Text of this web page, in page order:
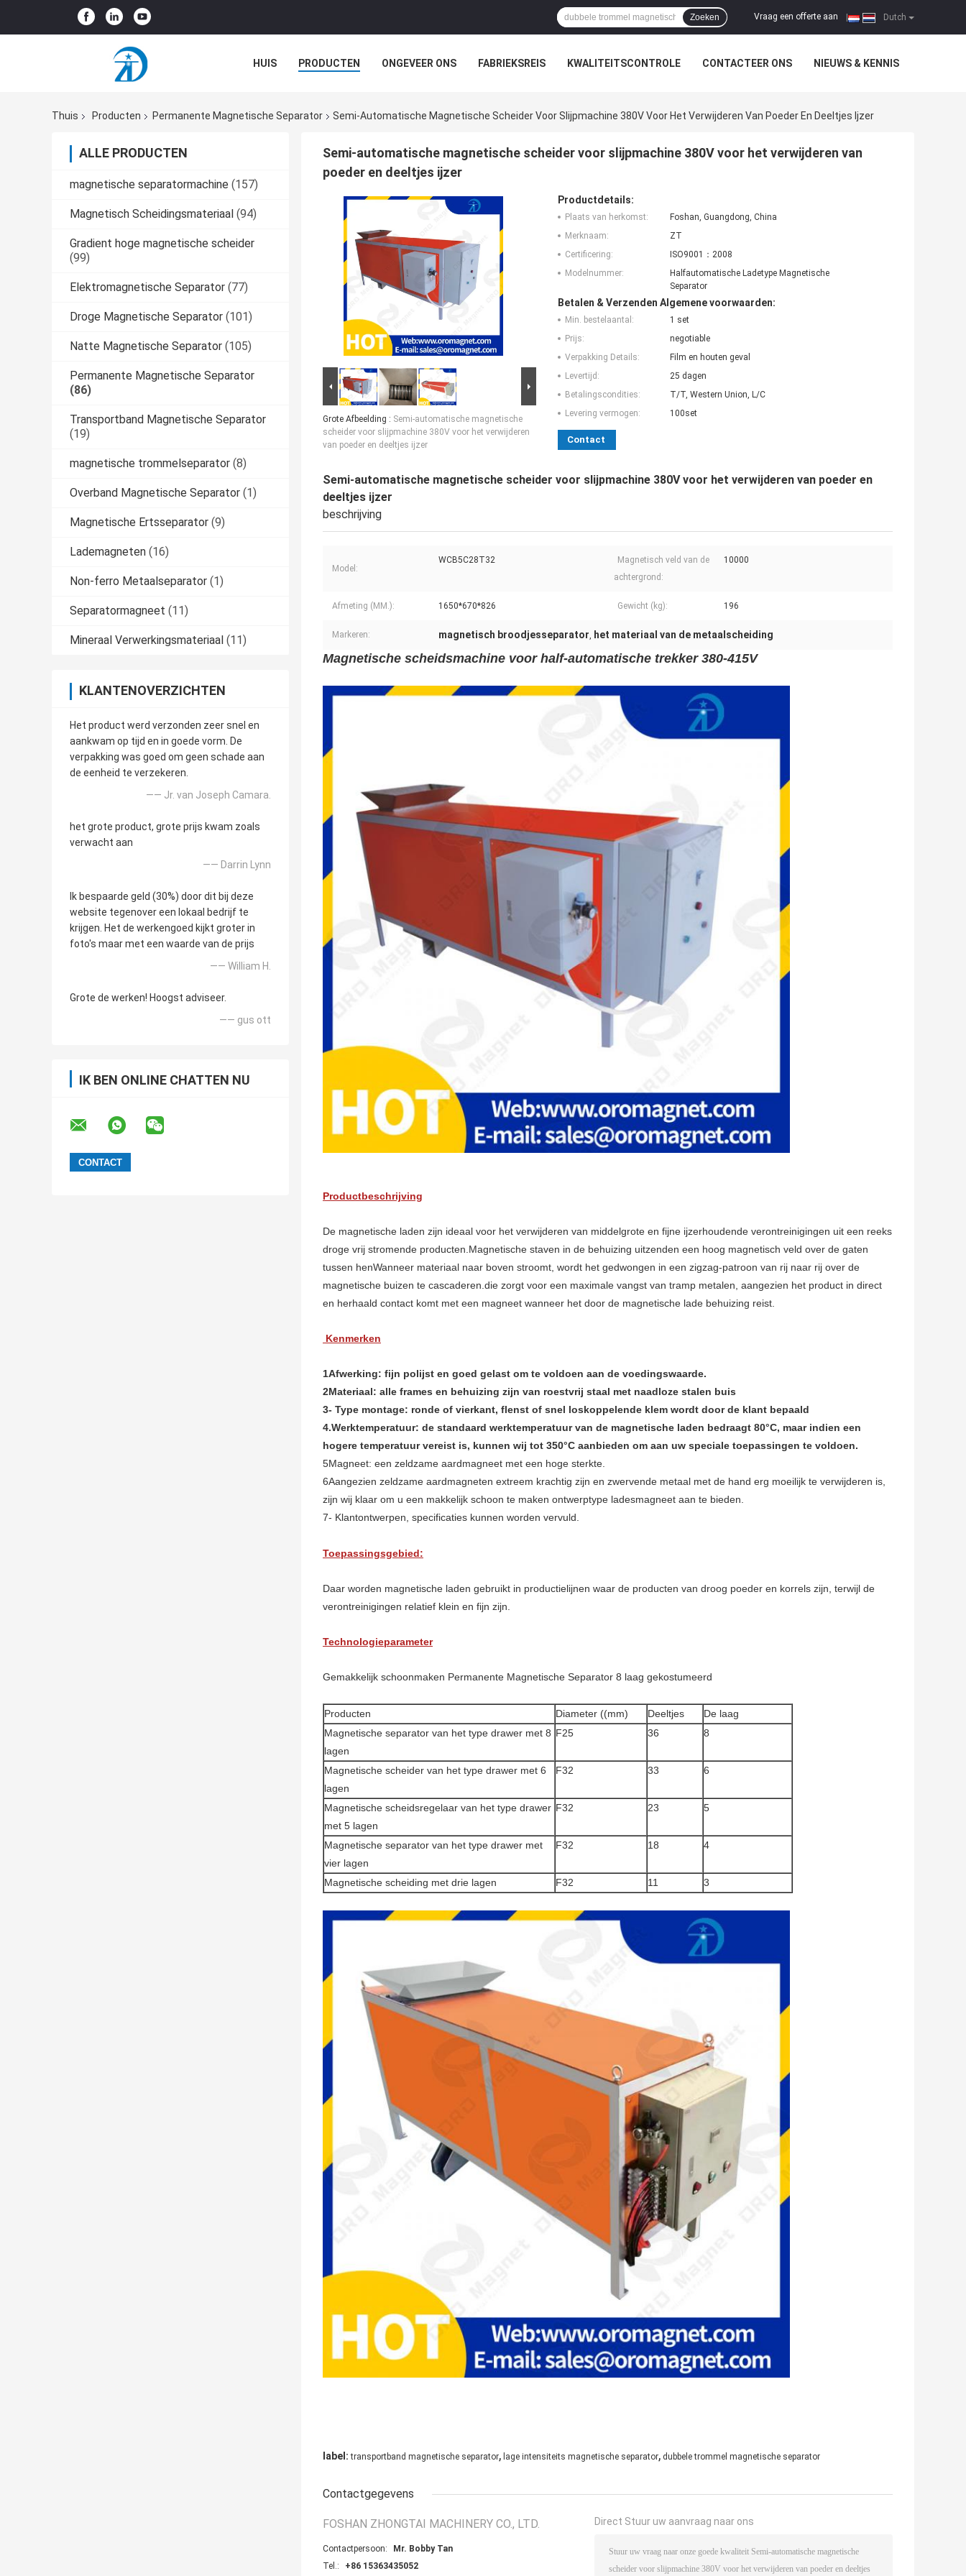
Dutch
Vraag een offerte aan
Zoeken
HUIS PRODUCTEN ONGEVEER ONS FABRIEKSREIS KWALITEITSCONTROLE CONTACTEER ONS NIEUWS & KENNIS
Thuis
Producten Permanente Magnetische Separator Semi-Automatische Magnetische Scheider Voor Slijpmachine 380V Voor Het Verwijderen Van Poeder En Deeltjes Ijzer
ALLE PRODUCTEN
magnetische separatormachine (157)
Magnetisch Scheidingsmateriaal (94)
Gradient hoge magnetische scheider
(99)
Elektromagnetische Separator (77)
Droge Magnetische Separator (101)
Natte Magnetische Separator (105)
Permanente Magnetische Separator
(86)
Transportband Magnetische Separator
(19)
magnetische trommelseparator (8)
Overband Magnetische Separator (1)
Magnetische Ertsseparator (9)
Lademagneten (16)
Non-ferro Metaalseparator (1)
Separatormagneet (11)
Mineraal Verwerkingsmateriaal (11)
KLANTENOVERZICHTEN
Het product werd verzonden zeer snel en
aankwam op tijd en in goede vorm. De
verpakking was goed om geen schade aan
de eenheid te verzekeren.
—— Jr. van Joseph Camara.
het grote product, grote prijs kwam zoals
verwacht aan
—— Darrin Lynn
Ik bespaarde geld (30%) door dit bij deze
website tegenover een lokaal bedrijf te
krijgen. Het de werkengoed kijkt groter in
foto's maar met een waarde van de prijs
—— William H.
Grote de werken! Hoogst adviseer.
—— gus ott
IK BEN ONLINE CHATTEN NU
Semi-automatische magnetische scheider voor slijpmachine 380V voor het verwijderen van
poeder en deeltjes ijzer
Grote Afbeelding : Semi-automatische magnetische
scheider voor slijpmachine 380V voor het verwijderen
van poeder en deeltjes ijzer
Productdetails:
Plaats van herkomst:
Foshan, Guangdong, China
Merknaam:
ZT
Certificering:
ISO9001：2008
Modelnummer:
Halfautomatische Ladetype Magnetische
Separator
Betalen & Verzenden Algemene voorwaarden:
Min. bestelaantal:
1 set
Prijs:
negotiable
Verpakking Details:
Film en houten geval
Levertijd:
25 dagen
Betalingscondities:
T/T, Western Union, L/C
Levering vermogen:
100set
Contact
Semi-automatische magnetische scheider voor slijpmachine 380V voor het verwijderen van poeder en
deeltjes ijzer
beschrijving
Model:
WCB5C28T32
Magnetisch veld van de
achtergrond:
10000
Afmeting (MM.): 1650*670*826 Gewicht (kg): 196
Markeren: magnetisch broodjesseparator, het materiaal van de metaalscheiding
Magnetische scheidsmachine voor half-automatische trekker 380-415V
Productbeschrijving
De magnetische laden zijn ideaal voor het verwijderen van middelgrote en fijne ijzerhoudende verontreinigingen uit een reeks
droge vrij stromende producten.Magnetische staven in de behuizing uitzenden een hoog magnetisch veld over de gaten
tussen henWanneer materiaal naar boven stroomt, wordt het gedwongen in een zigzag-patroon van rij naar rij over de
magnetische buizen te cascaderen.die zorgt voor een maximale vangst van tramp metalen, aangezien het product in direct
en herhaald contact komt met een magneet wanneer het door de magnetische lade behuizing reist.
Kenmerken
1Afwerking: fijn polijst en goed gelast om te voldoen aan de voedingswaarde.
2Materiaal: alle frames en behuizing zijn van roestvrij staal met naadloze stalen buis
3- Type montage: ronde of vierkant, flenst of snel loskoppelende klem wordt door de klant bepaald
4.Werktemperatuur: de standaard werktemperatuur van de magnetische laden bedraagt 80°C, maar indien een
hogere temperatuur vereist is, kunnen wij tot 350°C aanbieden om aan uw speciale toepassingen te voldoen.
5Magneet: een zeldzame aardmagneet met een hoge sterkte.
6Aangezien zeldzame aardmagneten extreem krachtig zijn en zwervende metaal met de hand erg moeilijk te verwijderen is,
zijn wij klaar om u een makkelijk schoon te maken ontwerptype ladesmagneet aan te bieden.
7- Klantontwerpen, specificaties kunnen worden vervuld.
Toepassingsgebied:
Daar worden magnetische laden gebruikt in productielijnen waar de producten van droog poeder en korrels zijn, terwijl de
verontreinigingen relatief klein en fijn zijn.
Technologieparameter
Gemakkelijk schoonmaken Permanente Magnetische Separator 8 laag gekostumeerd
Producten Diameter ((mm) Deeltjes
De laag
Magnetische separator van het type drawer met 8
lagen
F25 36 8
Magnetische scheider van het type drawer met 6
lagen
F32 33 6
Magnetische scheidsregelaar van het type drawer
met 5 lagen
F32 23 5
Magnetische separator van het type drawer met
vier lagen
F32 18 4
Magnetische scheiding met drie lagen F32 11 3
label: transportband magnetische separator, lage intensiteits magnetische separator, dubbele trommel magnetische separator
Contactgegevens
FOSHAN ZHONGTAI MACHINERY CO., LTD.
Contactpersoon:
Mr. Bobby Tan
Tel.:
+86 15363435052
Direct Stuur uw aanvraag naar ons